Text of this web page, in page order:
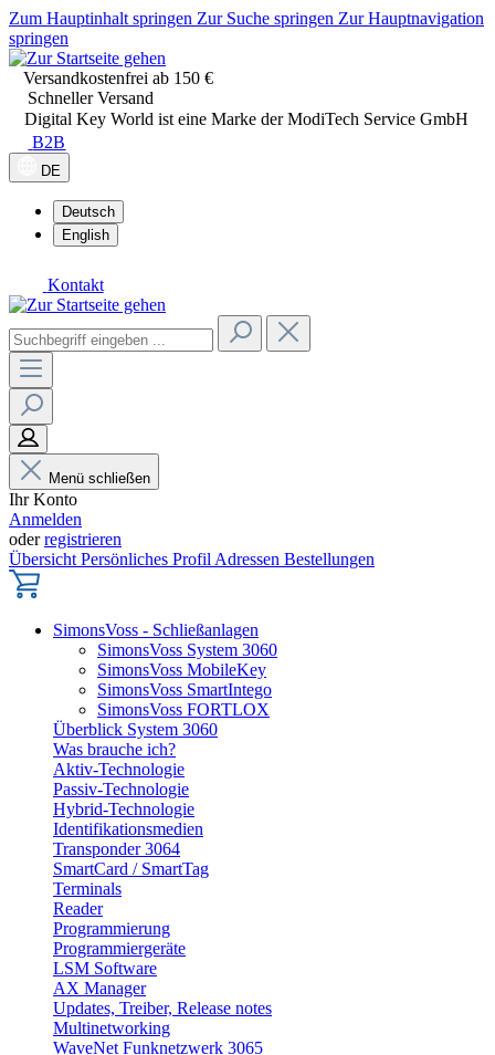
Zum Hauptinhalt springen Zur Suche springen Zur Hauptnavigation
springen
Versandkostenfrei ab 150 €
Schneller Versand
Digital Key World ist eine Marke der ModiTech Service GmbH
B2B
DE
Deutsch
English
Kontakt
Menü schließen
Ihr Konto
Anmelden
oderregistrieren
Übersicht Persönliches Profil Adressen Bestellungen
SimonsVoss - Schließanlagen
SimonsVoss System 3060
SimonsVoss MobileKey
SimonsVoss SmartIntego
SimonsVoss FORTLOX
Überblick System 3060
Was brauche ich?
Aktiv-Technologie
Passiv-Technologie
Hybrid-Technologie
Identifikationsmedien
Transponder 3064
SmartCard / SmartTag
Terminals
Reader
Programmierung
Programmiergeräte
LSM Software
AX Manager
Updates, Treiber, Release notes
Multinetworking
WaveNet Funknetzwerk 3065